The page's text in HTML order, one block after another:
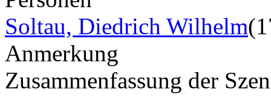
Soltau, Diedrich Wilhelm
Anmerkung
Zusammenfassung der